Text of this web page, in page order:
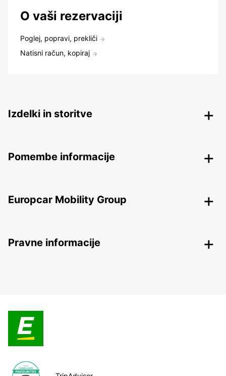
O vaši rezervaciji
Poglej, popravi, prekliči
Natisni račun, kopiraj
Izdelki in storitve
Pomembe informacije
Europcar Mobility Group
Pravne informacije